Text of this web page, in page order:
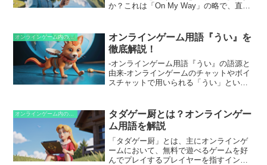
か？これは「On My Way」の略で、直訳
意味で使われます。つまり、プレイヤー
が他のプレイヤーや目的地に向かってい
ることを伝えるために使用されます。ゲ
ームによっては、チャット機能やクイッ
クメッセージ機能で「ｏｍｗ」と入力す
ることで、自動的にチームメンバーに位
オンラインゲーム内の略語
オンラインゲーム用語『うい』を
徹底解説！
-オンラインゲーム用語『うい』の語源と
由来-オンラインゲームのチャットやボイ
スチャットで用いられる「うい」という
「yes」に由来しています。オンラインゲ
ーム初期において、英語圏のプレイヤー
が「yes」を短縮した「ye」や「y」とチ
ャット欄に入力していました。これが日
本語のプレイヤーの間で「うい」と聞こ
えて広まり、現在ではオンラインゲーム
オンラインゲーム内の略語
タダゲー厨とは？オンラインゲー
ム用語を解説
「タダゲー厨」とは、主にオンラインゲ
ームにおいて、無料で遊べるゲームを好
んでプレイするプレイヤーを指すインタ